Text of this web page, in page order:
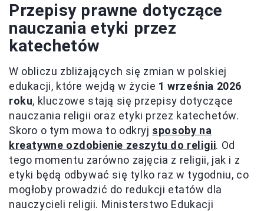
Przepisy prawne dotyczące
nauczania etyki przez
katechetów
W obliczu zbliżających się zmian w polskiej
edukacji, które wejdą w życie 1 września 2026
roku, kluczowe stają się przepisy dotyczące
nauczania religii oraz etyki przez katechetów.
Skoro o tym mowa to odkryj sposoby na
kreatywne ozdobienie zeszytu do religii. Od
tego momentu zarówno zajęcia z religii, jak i z
etyki będą odbywać się tylko raz w tygodniu, co
mogłoby prowadzić do redukcji etatów dla
nauczycieli religii. Ministerstwo Edukacji